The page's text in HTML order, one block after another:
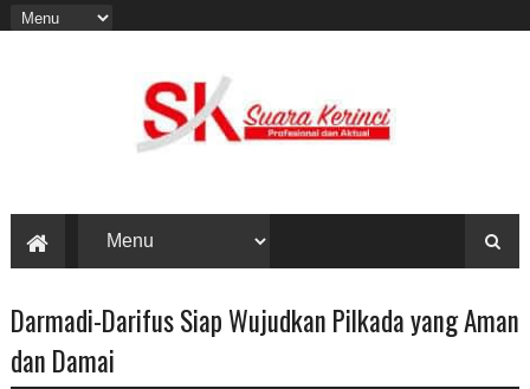
Darmadi-Darifus Siap Wujudkan Pilkada yang Aman
dan Damai